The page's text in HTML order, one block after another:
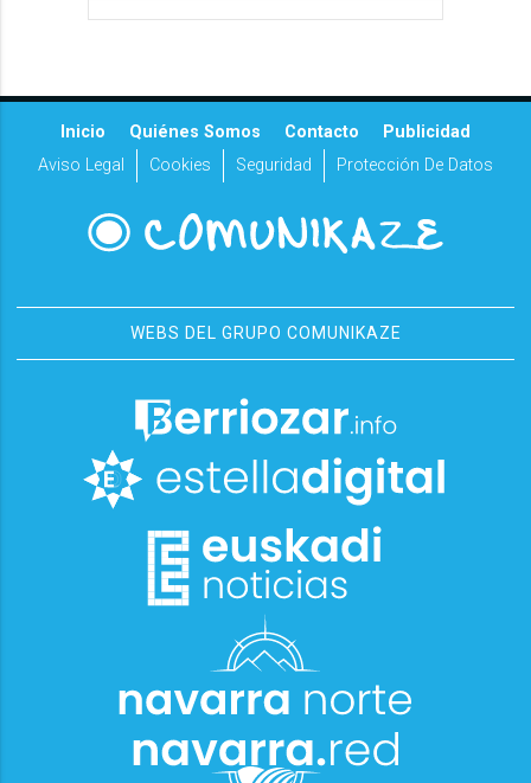
Inicio Quiénes Somos Contacto
Publicidad
Aviso Legal
Cookies Seguridad Protección De Datos
WEBS DEL GRUPO COMUNIKAZE